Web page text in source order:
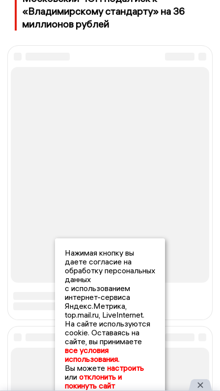
«Владимирскому стандарту» на 36
миллионов рублей
Нажимая кнопку вы
даете согласие на
обработку персональных
данных
с использованием
интернет-сервиса
Яндекс.Метрика,
top.mail.ru, LiveInternet.
На сайте используются
cookie. Оставаясь на
сайте, вы принимаете
все условия
использования.
Вы можете настроить
или отклонить и
покинуть сайт